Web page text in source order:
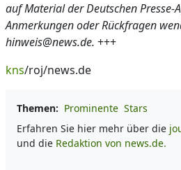
auf Material der Deutschen Presse-
Anmerkungen oder Rückfragen
hinweis@news.de. +++
kns/roj/news.de
Themen: Prominente Stars
Erfahren Sie hier mehr über die
und die Redaktion von news.de.